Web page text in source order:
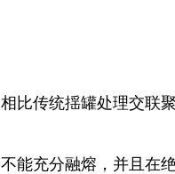
相比传统揺罐处理交联
不能充分融熔，并且在